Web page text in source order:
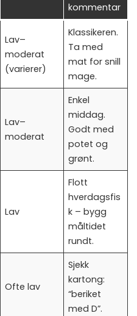
kommentar
Lav–
moderat
(varierer)
Klassikeren.
Ta med
mat for snill
mage.
Lav–
moderat
Enkel
middag.
Godt med
potet og
grønt.
Lav
Flott
hverdagsfis
k – bygg
måltidet
rundt.
Ofte lav
Sjekk
kartong:
“beriket
med D”.